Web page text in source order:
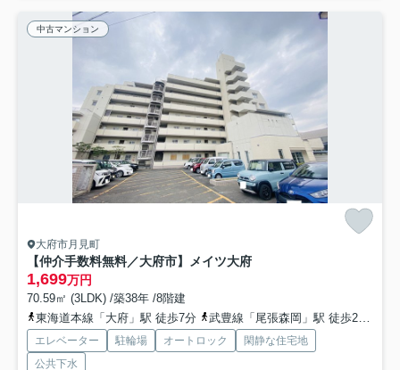
中古マンション
大府市月見町
【仲介手数料無料／大府市】メイツ大府
1,699万円
70.59㎡ (3LDK) /築38年 /8階建
東海道本線「大府」駅 徒歩7分
武豊線「尾張森岡」駅 徒歩26分
エレベーター 駐輪場 オートロック
閑静な住宅地
公共下水